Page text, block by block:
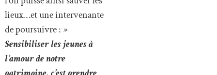
lieux…et une intervenante
de poursuivre : »
Sensibiliser les jeunes à
l’amour de notre